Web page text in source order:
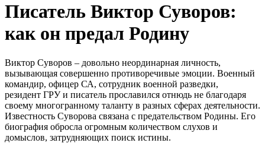
Писатель Виктор Суворов:
как он предал Родину
Виктор Суворов – довольно неординарная личность,
вызывающая совершенно противоречивые эмоции. Военный
командир, офицер СА, сотрудник военной разведки,
резидент ГРУ и писатель прославился отнюдь не благодаря
своему многогранному таланту в разных сферах деятельности.
Известность Суворова связана с предательством Родины. Его
биография обросла огромным количеством слухов и
домыслов, затрудняющих поиск истины.